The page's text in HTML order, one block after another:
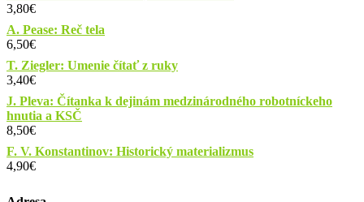
3,80€
A. Pease: Reč tela
6,50€
T. Ziegler: Umenie čítať z ruky
3,40€
J. Pleva: Čítanka k dejinám medzinárodného robotníckeho
hnutia a KSČ
8,50€
F. V. Konstantinov: Historický materializmus
4,90€